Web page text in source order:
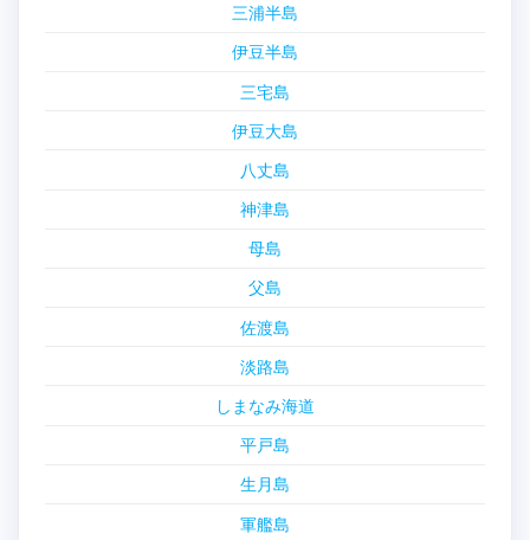
三浦半島
伊豆半島
三宅島
伊豆大島
八丈島
神津島
母島
父島
佐渡島
淡路島
しまなみ海道
平戸島
生月島
軍艦島